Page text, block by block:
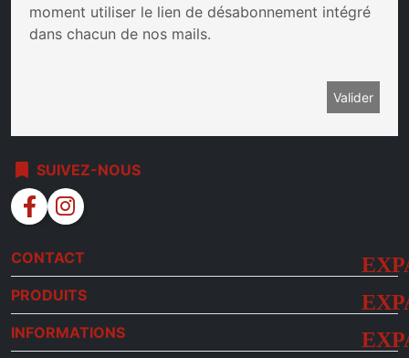
moment utiliser le lien de désabonnement intégré
dans chacun de nos mails.
bookmark SUIVEZ-NOUS
facebook instagram
CONTACT
PRODUITS
INFORMATIONS